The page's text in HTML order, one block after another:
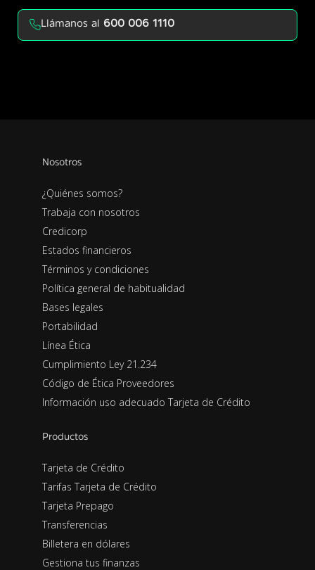
Llámanos al 600 006 1110
Nosotros
¿Quiénes somos?
Trabaja con nosotros
Credicorp
Estados financieros
Términos y condiciones
Política general de habitualidad
Bases legales
Portabilidad
Línea Ética
Cumplimiento Ley 21.234
Código de Ética Proveedores
Información uso adecuado Tarjeta de Crédito
Productos
Tarjeta de Crédito
Tarifas Tarjeta de Crédito
Tarjeta Prepago
Transferencias
Billetera en dólares
Gestiona tus finanzas